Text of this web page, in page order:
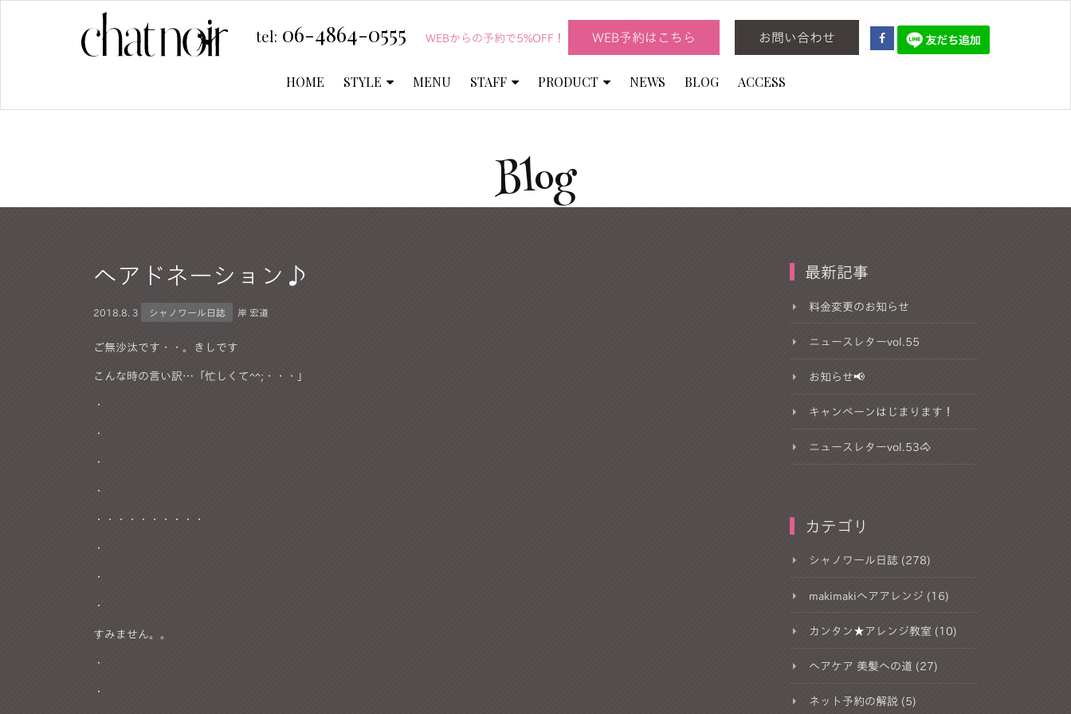
tel: 06-4864-0555 WEBからの予約で5%OFF！ WEB予約はこちら お問い合わせ
HOME STYLE MENU STAFF PRODUCT NEWS BLOG ACCESS
Blog
ヘアドネーション♪
2018. 8. 3 シャノワール日誌 岸 宏道
ご無沙汰です・・。きしです
こんな時の言い訳…「忙しくて^^;・・・」
・
・
・
・
・・・・・・・・・・
・
・
・
すみません。。
・
・
最新記事
料金変更のお知らせ
ニュースレターvol.55
お知らせ📢
キャンペーンはじまります！
ニュースレターvol.53🐴
カテゴリ
シャノワール日誌 (278)
makimakiヘアアレンジ (16)
カンタン★アレンジ教室 (10)
ヘアケア 美髪への道 (27)
ネット予約の解説 (5)